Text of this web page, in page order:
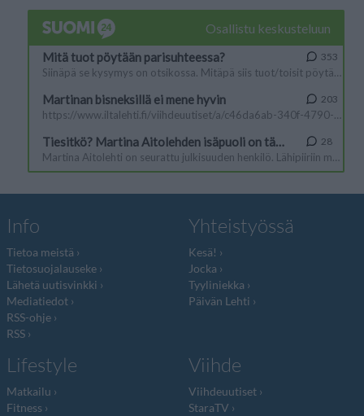
Info
Tietoa meistä
Tietosuojalauseke
Lähetä uutisvinkki
Mediatiedot
RSS-ohje
RSS
Yhteistyössä
Kesä!
Jocka
Tyyliniekka
Päivän Lehti
Lifestyle
Matkailu
Fitness
Viihde
Viihdeuutiset
StaraTV